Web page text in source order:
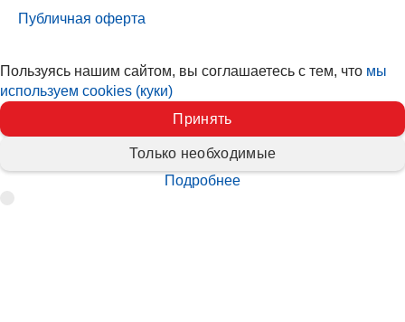
Публичная оферта
Пользуясь нашим сайтом, вы соглашаетесь с тем, что мы
используем cookies (куки)
Принять
Только необходимые
Подробнее